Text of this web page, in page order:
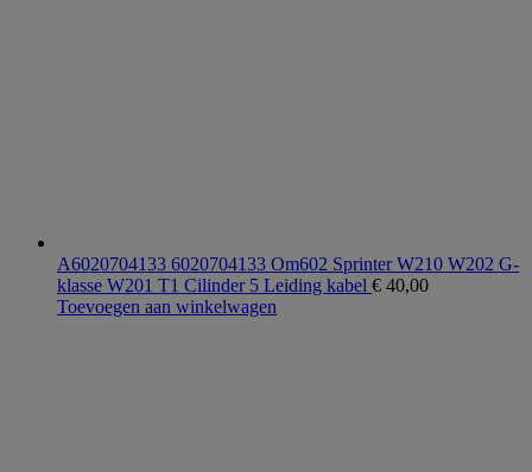
A6020704133 6020704133 Om602 Sprinter W210 W202 G-
klasse W201 T1 Cilinder 5 Leiding kabel € 40,00
Toevoegen aan winkelwagen